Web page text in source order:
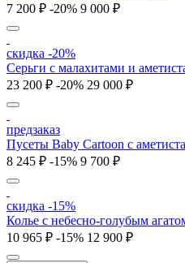
7 200 ₽ -20% 9 000 ₽
скидка -20%
Серьги c малахитами и
23 200 ₽ -20% 29 000 ₽
предзаказ
Пусеты Baby Cartoon с
8 245 ₽ -15% 9 700 ₽
скидка -15%
Колье c небесно-голубым
10 965 ₽ -15% 12 900 ₽